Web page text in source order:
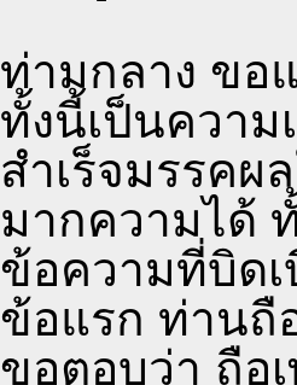
ท่ามกลาง ขอ
ทั้งนี้เป็นความ
สำเร็จมรรคผ
มากความได้
ข้อความที่บิด
ข้อแรก ท่านถื
ขอตอบว่า ถือ